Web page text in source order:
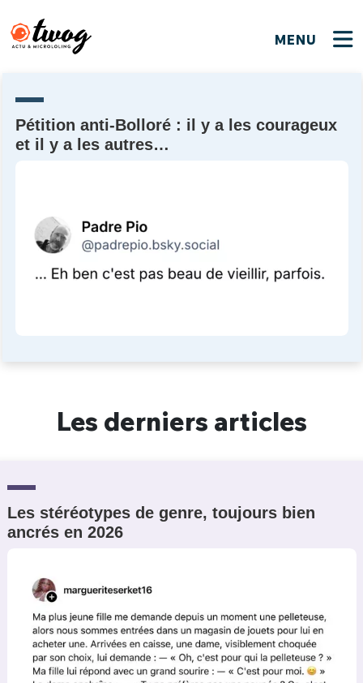
MENU
Pétition anti-Bolloré : il y a les courageux
et il y a les autres…
Les derniers articles
Les stéréotypes de genre, toujours bien
ancrés en 2026
Bienvenue !
JE M'INSCRIS
PSEUDO*
PASSWORD*
PSEUDO
Mot de passe perdu ?
Que souhaitez-vous proposer ?
Quelques tweets
Ma propre sélection